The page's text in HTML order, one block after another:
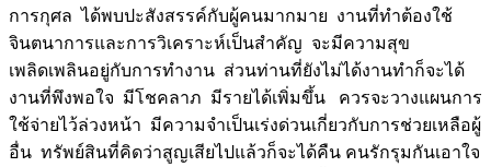
การกุศล ได้พบปะสังสรรค์กับผู้คนมากมาย งานที่ทำต้องใช้
จินตนาการและการวิเคราะห์เป็นสำคัญ จะมีความสุข
เพลิดเพลินอยู่กับการทำงาน ส่วนท่านที่ยังไม่ได้งานทำก็จะได้
งานที่พึงพอใจ มีโชคลาภ มีรายได้เพิ่มขึ้น ควรจะวางแผนการ
ใช้จ่ายไว้ล่วงหน้า มีความจำเป็นเร่งด่วนเกี่ยวกับการช่วยเหลือผู้
อื่น ทรัพย์สินที่คิดว่าสูญเสียไปแล้วก็จะได้คืน คนรักรุมกันเอาใจ